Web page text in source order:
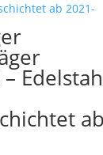
ab